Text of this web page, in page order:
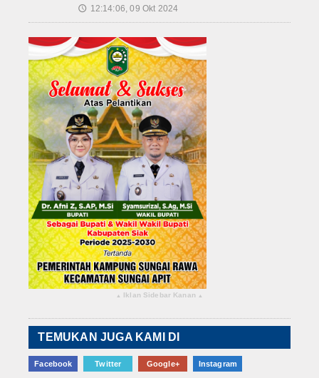
🕔 12:14:06, 09 Okt 2024
▴ Iklan Sidebar Kanan ▴
TEMUKAN JUGA KAMI DI
Facebook Twitter Google+ Instagram